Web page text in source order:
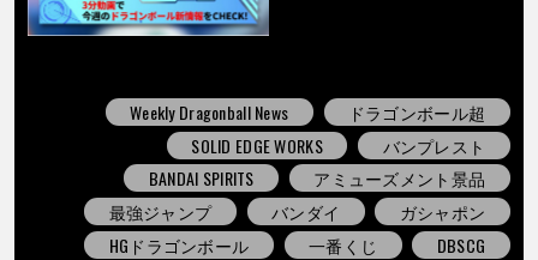
Weekly Dragonball News
ドラゴンボール超
SOLID EDGE WORKS
バンプレスト
BANDAI SPIRITS
アミューズメント景品
最強ジャンプ
バンダイ
ガシャポン
HGドラゴンボール
一番くじ
DBSCG